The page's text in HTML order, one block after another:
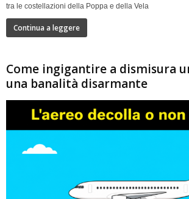
tra le costellazioni della Poppa e della Vela
Continua a leggere
Come ingigantire a dismisura
una banalità disarmante